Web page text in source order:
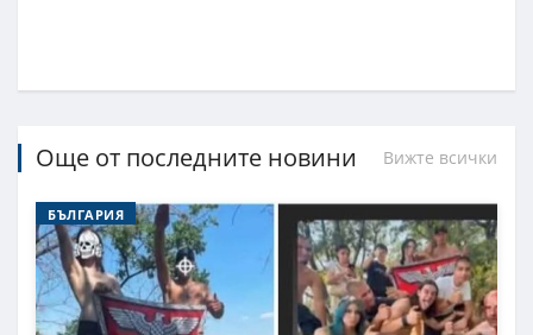
Още от последните новини Вижте всички
БЪЛГАРИЯ